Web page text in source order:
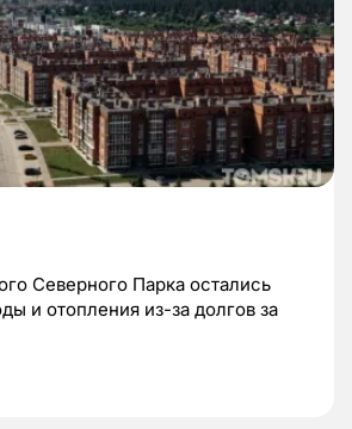
Северного Парка остались
и отопления из-за долгов за